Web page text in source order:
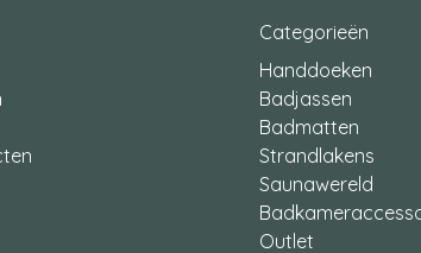
Categorieën
Handdoeken
Badjassen
Badmatten
Strandlakens
Saunawereld
Outlet